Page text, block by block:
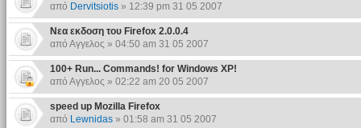
από Dervitsiotis» 12:39 pm 31 05 2007
Nεα εκδοση του Firefox 2.0.0.4
από Αγγελος » 04:50 am 31 05 2007
100+ Run... Commands! for Windows XP!
από Αγγελος » 02:22 am 20 05 2007
speed up Mozilla Firefox
από Lewnidas» 01:58 am 31 05 2007